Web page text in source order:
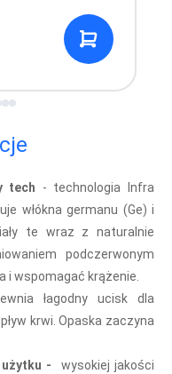
tech - technologia Infra
włókna germanu (Ge) i
te wraz z naturalnie
podczerwonym
i wspomagać krążenie.
łagodny ucisk dla
krwi. Opaska zaczyna
-
wysokiej jakości